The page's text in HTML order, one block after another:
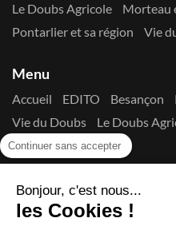
Continuer sans accepter
Bonjour, c'est nous...
les Cookies !
Le Doubs Agricole
Morteau
Pontarlier et sa région
Vie
Menu
Accueil EDITO Besançon
Vie du Doubs
Le Doubs
Contactez-nous !
Suivez-nous sur les